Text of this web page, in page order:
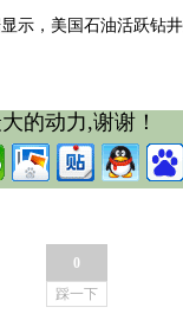
示，美国石油活跃钻
的动力,谢谢！
0
踩一下